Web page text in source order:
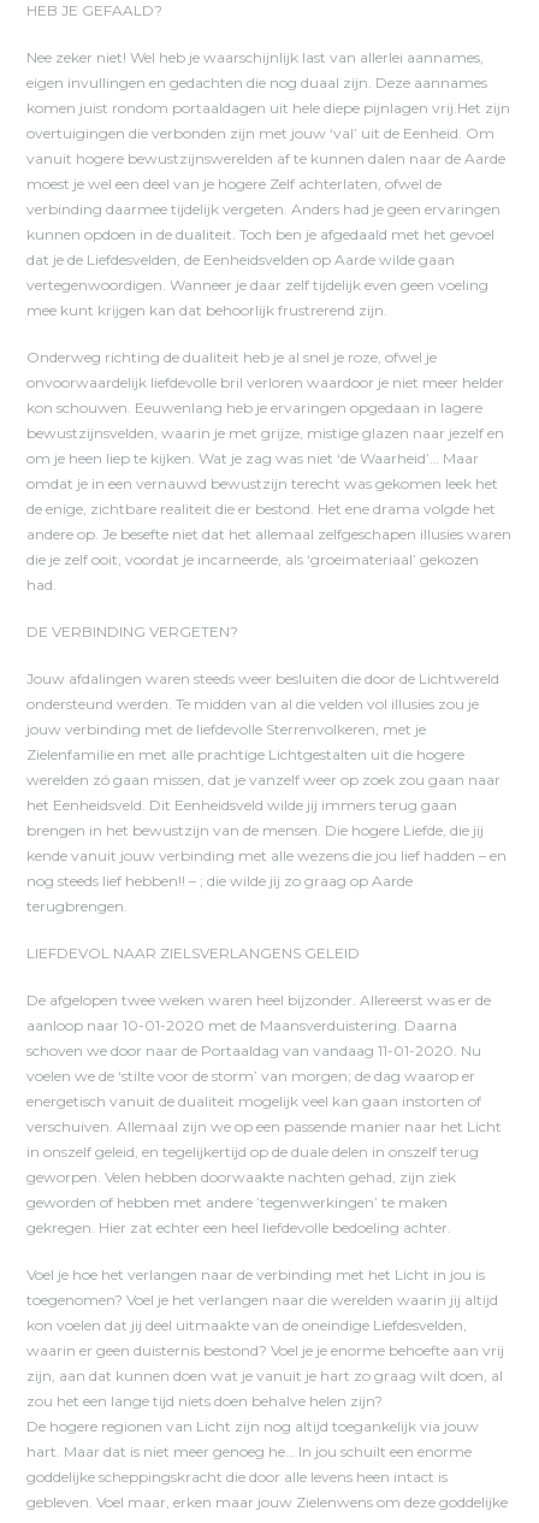
HEB JE GEFAALD?
Nee zeker niet! Wel heb je waarschijnlijk last van allerlei aannames,
eigen invullingen en gedachten die nog duaal zijn. Deze aannames
komen juist rondom portaaldagen uit hele diepe pijnlagen vrij.Het zijn
overtuigingen die verbonden zijn met jouw ‘val’ uit de Eenheid. Om
vanuit hogere bewustzijnswerelden af te kunnen dalen naar de Aarde
moest je wel een deel van je hogere Zelf achterlaten, ofwel de
verbinding daarmee tijdelijk vergeten. Anders had je geen ervaringen
kunnen opdoen in de dualiteit. Toch ben je afgedaald met het gevoel
dat je de Liefdesvelden, de Eenheidsvelden op Aarde wilde gaan
vertegenwoordigen. Wanneer je daar zelf tijdelijk even geen voeling
mee kunt krijgen kan dat behoorlijk frustrerend zijn.
Onderweg richting de dualiteit heb je al snel je roze, ofwel je
onvoorwaardelijk liefdevolle bril verloren waardoor je niet meer helder
kon schouwen. Eeuwenlang heb je ervaringen opgedaan in lagere
bewustzijnsvelden, waarin je met grijze, mistige glazen naar jezelf en
om je heen liep te kijken. Wat je zag was niet ‘de Waarheid’… Maar
omdat je in een vernauwd bewustzijn terecht was gekomen leek het
de enige, zichtbare realiteit die er bestond. Het ene drama volgde het
andere op. Je besefte niet dat het allemaal zelfgeschapen illusies waren
die je zelf ooit, voordat je incarneerde, als ‘groeimateriaal’ gekozen
had.
DE VERBINDING VERGETEN?
Jouw afdalingen waren steeds weer besluiten die door de Lichtwereld
ondersteund werden. Te midden van al die velden vol illusies zou je
jouw verbinding met de liefdevolle Sterrenvolkeren, met je
Zielenfamilie en met alle prachtige Lichtgestalten uit die hogere
werelden zó gaan missen, dat je vanzelf weer op zoek zou gaan naar
het Eenheidsveld. Dit Eenheidsveld wilde jij immers terug gaan
brengen in het bewustzijn van de mensen. Die hogere Liefde, die jij
kende vanuit jouw verbinding met alle wezens die jou lief hadden – en
nog steeds lief hebben!! – ; die wilde jij zo graag op Aarde
terugbrengen.
LIEFDEVOL NAAR ZIELSVERLANGENS GELEID
De afgelopen twee weken waren heel bijzonder. Allereerst was er de
aanloop naar 10-01-2020 met de Maansverduistering. Daarna
schoven we door naar de Portaaldag van vandaag 11-01-2020. Nu
voelen we de ‘stilte voor de storm’ van morgen; de dag waarop er
energetisch vanuit de dualiteit mogelijk veel kan gaan instorten of
verschuiven. Allemaal zijn we op een passende manier naar het Licht
in onszelf geleid, en tegelijkertijd op de duale delen in onszelf terug
geworpen. Velen hebben doorwaakte nachten gehad, zijn ziek
geworden of hebben met andere ’tegenwerkingen’ te maken
gekregen. Hier zat echter een heel liefdevolle bedoeling achter.
Voel je hoe het verlangen naar de verbinding met het Licht in jou is
toegenomen? Voel je het verlangen naar die werelden waarin jij altijd
kon voelen dat jij deel uitmaakte van de oneindige Liefdesvelden,
waarin er geen duisternis bestond? Voel je je enorme behoefte aan vrij
zijn, aan dat kunnen doen wat je vanuit je hart zo graag wilt doen, al
zou het een lange tijd niets doen behalve helen zijn?
De hogere regionen van Licht zijn nog altijd toegankelijk via jouw
hart. Maar dat is niet meer genoeg he… In jou schuilt een enorme
goddelijke scheppingskracht die door alle levens heen intact is
gebleven. Voel maar, erken maar jouw Zielenwens om deze goddelijke